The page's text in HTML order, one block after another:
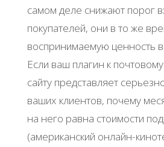
самом деле снижают порог
покупателей, они в то же
воспринимаемую ценность
Если ваш плагин к
сайту представляет
ваших клиентов, почему
на него равна стоимости
(американский онлайн-